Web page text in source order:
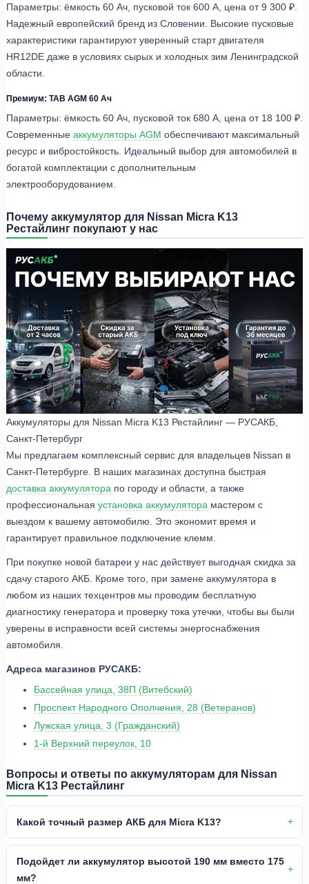
Параметры: ёмкость 60 Ач, пусковой ток 600 А, цена от 9 300 ₽.
Надежный европейский бренд из Словении. Высокие пусковые
характеристики гарантируют уверенный старт двигателя
HR12DE даже в условиях сырых и холодных зим Ленинградской
области.
Премиум: TAB AGM 60 Ач
Параметры: ёмкость 60 Ач, пусковой ток 680 А, цена от 18 100 ₽.
Современные аккумуляторы AGM обеспечивают максимальный
ресурс и вибростойкость. Идеальный выбор для автомобилей в
богатой комплектации с дополнительным
электрооборудованием.
Почему аккумулятор для Nissan Micra K13
Рестайлинг покупают у нас
Аккумуляторы для Nissan Micra K13 Рестайлинг — РУСАКБ,
Санкт-Петербург
Мы предлагаем комплексный сервис для владельцев Nissan в
Санкт-Петербурге. В наших магазинах доступна быстрая
доставка аккумулятора по городу и области, а также
профессиональная установка аккумулятора мастером с
выездом к вашему автомобилю. Это экономит время и
гарантирует правильное подключение клемм.
При покупке новой батареи у нас действует выгодная скидка за
сдачу старого АКБ. Кроме того, при замене аккумулятора в
любом из наших техцентров мы проводим бесплатную
диагностику генератора и проверку тока утечки, чтобы вы были
уверены в исправности всей системы энергоснабжения
автомобиля.
Адреса магазинов РУСАКБ:
Бассейная улица, 38П (Витебский)
Проспект Народного Ополчения, 28 (Ветеранов)
Лужская улица, 3 (Гражданский)
1-й Верхний переулок, 10
Вопросы и ответы по аккумуляторам для Nissan
Micra K13 Рестайлинг
Какой точный размер АКБ для Micra K13?
Подойдет ли аккумулятор высотой 190 мм вместо 175
мм?